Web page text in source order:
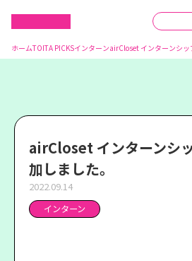
ホームTOITA PICKSインターンairCloset インターンシッ
airCloset インターンシ
加しました。
2022.09.14
インターン